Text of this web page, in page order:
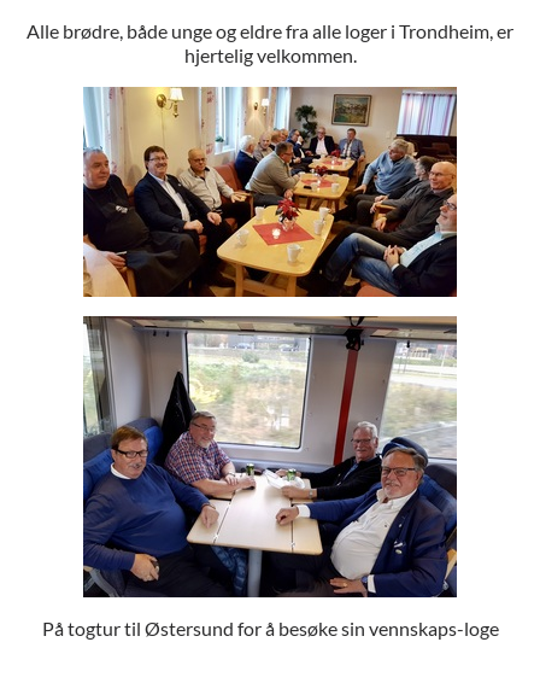
Alle brødre, både unge og eldre fra alle loger i Trondheim, er
hjertelig velkommen.
På togtur til Østersund for å besøke sin vennskaps-loge